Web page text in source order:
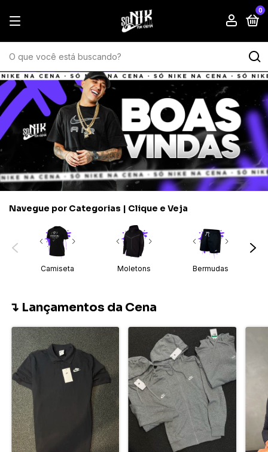
0
Navegue por Categorias | Clique e Veja
Camiseta Moletons Bermudas
↴ Lançamentos da Cena